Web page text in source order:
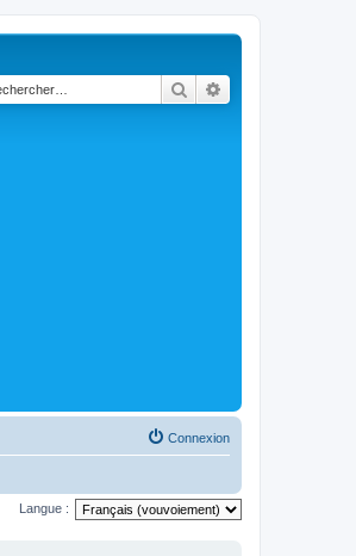
Rechercher
Connexion
Langue :